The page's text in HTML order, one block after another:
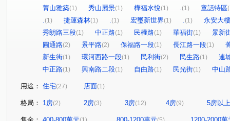
菁山雅築(1) 秀山麗景(1) 樺福水悅(1) .(1) 童話特區
.(1) 捷運森林(1) .(1) 宏璽新世界(1) .(1)
永安大樓
秀朗路三段(1) 中正路(1) 民權路(1) 華福街(1)
景新
圓通路(2) 景平路(2) 保福路一段(1) 長江路一段(1)
新生街(1) 環河西路一段(1) 民利街(2) 民生路(1)
連
中正路(1) 興南路二段(1) 自由路(1) 民光街(1) 中山
用途： 住宅(27) 店面(1)
格局： 1房(2) 2房(3) 3房(12) 4房(9) 5房以上